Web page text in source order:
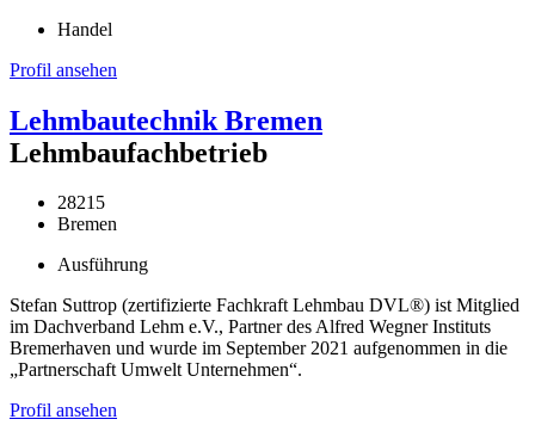
Handel
Profil ansehen
Lehmbautechnik Bremen
Lehmbaufachbetrieb
28215
Bremen
Ausführung
Stefan Suttrop (zertifizierte Fachkraft Lehmbau DVL®) ist Mitglied
im Dachverband Lehm e.V., Partner des Alfred Wegner Instituts
Bremerhaven und wurde im September 2021 aufgenommen in die
„Partnerschaft Umwelt Unternehmen“.
Profil ansehen